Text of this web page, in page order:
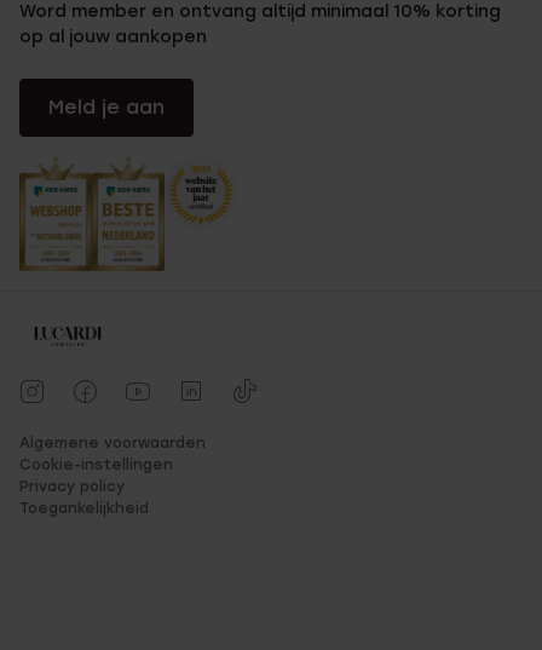
Word member en ontvang altijd minimaal 10% korting
op al jouw aankopen
Meld je aan
Algemene voorwaarden
Cookie-instellingen
Privacy policy
Toegankelijkheid